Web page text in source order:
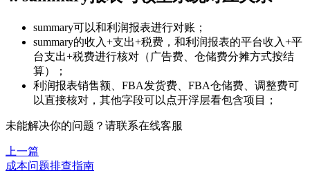
summary可以和利润报表进行对账；
summary的收入+支出+税费，和利润报表的平台收入+平
台支出+税费进行核对（广告费、仓储费分摊方式按结
算）；
利润报表销售额、FBA发货费、FBA仓储费、调整费可
以直接核对，其他字段可以点开浮层看包含项目；
未能解决你的问题？请联系在线客服
上一篇
成本问题排查指南